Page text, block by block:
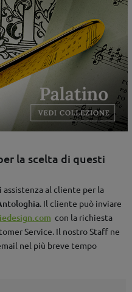
la scelta di questi
al cliente per la
. Il cliente può inviare
con la richiesta
Service. Il nostro Staff ne
nel più breve tempo